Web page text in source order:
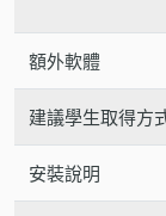
額外軟體
建議學生取得方
安裝說明